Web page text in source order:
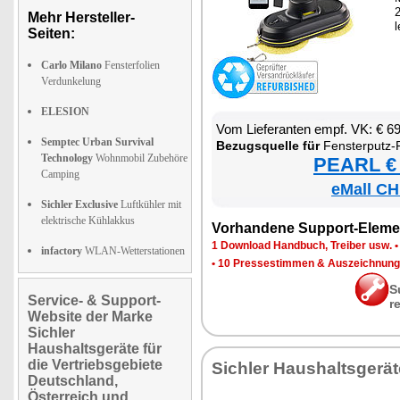
Mehr Hersteller-
Seiten:
Carlo Milano Fensterfolien
Verdunkelung
ELESION
Semptec Urban Survival
Technology Wohnmobil Zubehöre
Camping
Sichler Exclusive Luftkühler mit
elektrische Kühlakkus
infactory WLAN-Wetterstationen
Service- & Support-
Website der Marke
Sichler
Haushaltsgeräte für
die Vertriebsgebiete
Deutschland,
Österreich und
Vom Lie­fe­ran­ten empf. VK: €
Be­zugs­quel­le fürFens­ter­putz-
PEARL
eMall
Vor­han­de­ne Sup­port-
1 Down­load Hand­buch, Trei­ber usw. •
• 10 Pres­se­stim­men &
Sich­ler